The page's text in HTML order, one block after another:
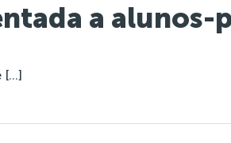
a
[…]